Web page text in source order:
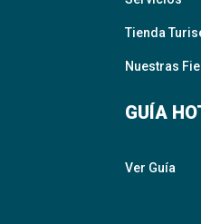
Tienda
Nuestras
GUÍA
Ver Guía